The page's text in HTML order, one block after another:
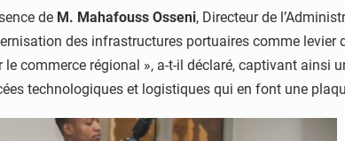
de M. Mahafouss Osseni, Directeur de
des infrastructures portuaires comme levier
commerce régional », a-t-il déclaré, captivant ainsi
technologiques et logistiques qui en font une